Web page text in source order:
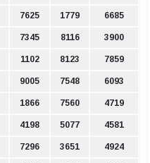
7625 1779 6685
7345 8116 3900
1102 8123 7859
9005 7548 6093
1866 7560 4719
4198 5077 4581
7296 3651 4924